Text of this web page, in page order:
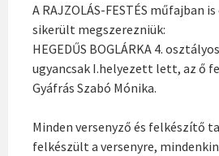
A RAJZOLÁS-FESTÉS műfajban
sikerült megszerezniük:
HEGEDŰS BOGLÁRKA 4.
ugyancsak I.helyezett lett, az ő
Gyáfrás Szabó Mónika.
Minden versenyző és felkészítő
felkészült a versenyre,